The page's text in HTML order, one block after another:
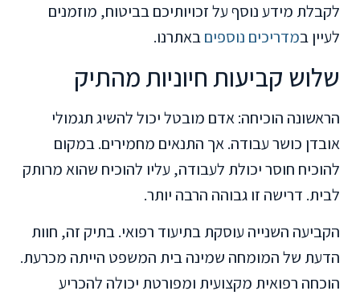
לקבלת מידע נוסף על זכויותיכם בביטוח, מוזמנים
לעיין במדריכים נוספיםבאתרנו.
שלוש קביעות חיוניות מהתיק
הראשונה הוכיחה: אדם מובטל יכול להשיג תגמולי
אובדן כושר עבודה. אך התנאים מחמירים. במקום
להוכיח חוסר יכולת לעבודה, עליו להוכיח שהוא מרותק
לבית. דרישה זו גבוהה הרבה יותר.
הקביעה השנייה עוסקת בתיעוד רפואי. בתיק זה, חוות
הדעת של המומחה שמינה בית המשפט הייתה מכרעת.
הוכחה רפואית מקצועית ומפורטת יכולה להכריע